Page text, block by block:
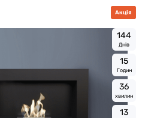
Акція
144
Днів
15
Годин
36
хвилин
12